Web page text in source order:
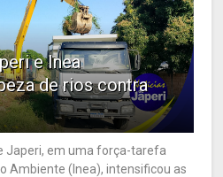
e Inea
de rios contra
Japeri, em uma força-tarefa
Ambiente (Inea), intensificou as